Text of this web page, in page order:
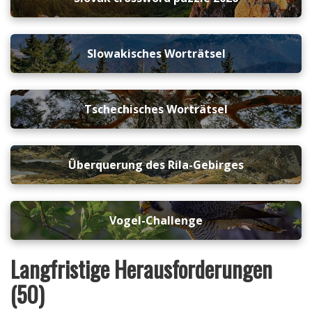
Slowakisches Worträtsel
Tschechisches Worträtsel
Überquerung des Rila-Gebirges
Vogel-Challenge
Langfristige Herausforderungen
(50)